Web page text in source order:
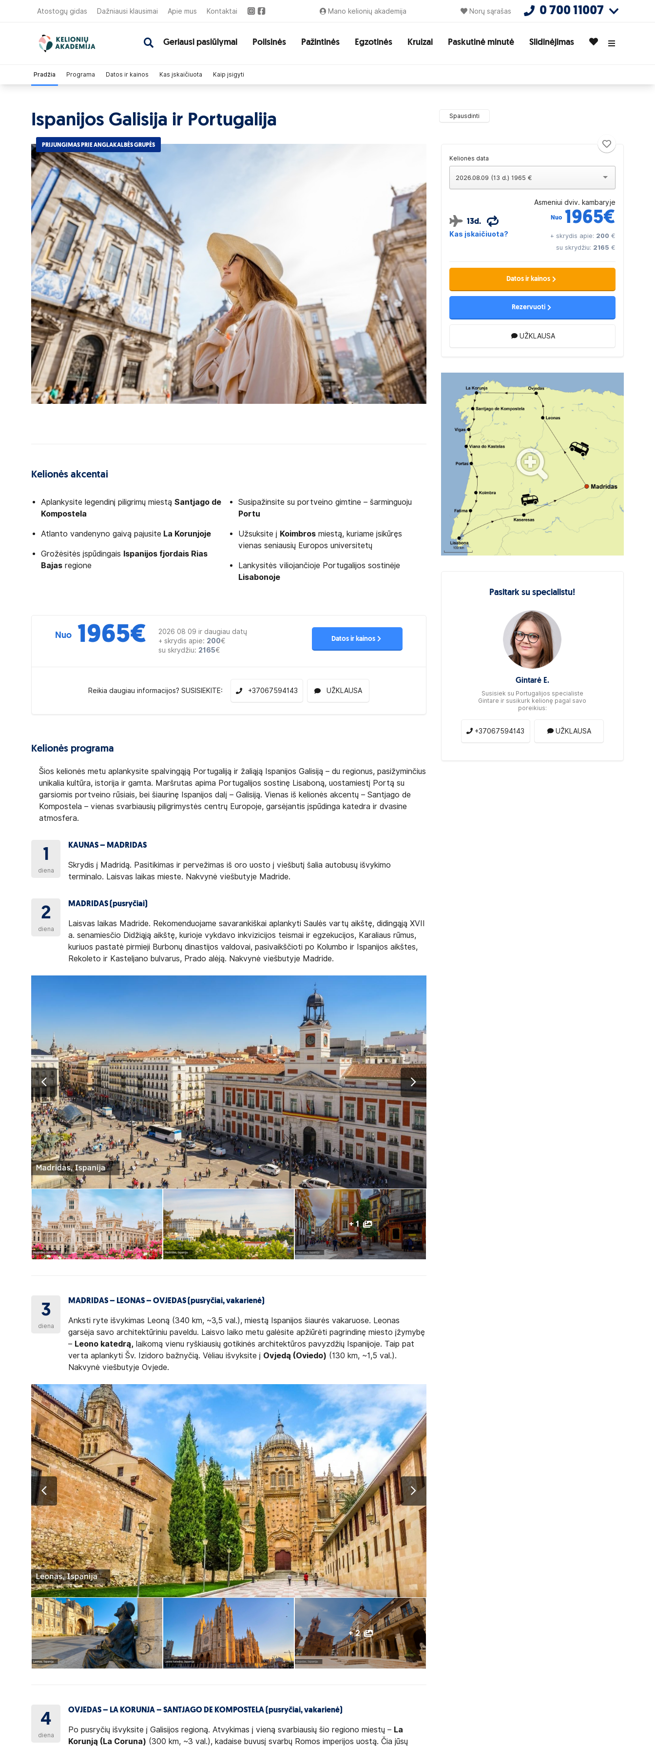
Atostogų gidas Dažniausi klausimai Apie mus Kontaktai Mano kelionių akademija Norų sąrašas 0 700 11007
Geriausi pasiūlymai Poilsinės Pažintinės Egzotinės Kruizai Paskutinė minutė Slidinėjimas
Ispanijos Galisija ir Portugalija Spausdinti
Pradžia Programa Datos ir kainos Kas įskaičiuota Kaip įsigyti
PRIJUNGIMAS PRIE ANGLAKALBĖS GRUPĖS
Kelionės akcentai
Aplankysite legendinį piligrimų miestą Santjago de
Kompostela
Atlanto vandenyno gaivą pajusite La Korunjoje
Grožėsitės įspūdingais Ispanijos fjordais Rias
Bajas regione
Susipažinsite su portveino gimtine – šarminguoju
Portu
Užsuksite į Koimbros miestą, kuriame įsikūręs
vienas seniausių Europos universitetų
Lankysitės viliojančioje Portugalijos sostinėje
Lisabonoje
Nuo 1965€
2026 08 09 ir daugiau datų
+ skrydis apie: 200€
su skrydžiu: 2165€
Datos ir kainos
Reikia daugiau informacijos? SUSISIEKITE: +37067594143 UŽKLAUSA
Kelionės programa
Šios kelionės metu aplankysite spalvingąją Portugaliją ir žaliąją Ispanijos Galisiją – du regionus, pasižyminčius
unikalia kultūra, istorija ir gamta. Maršrutas apima Portugalijos sostinę Lisaboną, uostamiestį Portą su
garsiomis portveino rūsiais, bei šiaurinę Ispanijos dalį – Galisiją. Vienas iš kelionės akcentų – Santjago de
Kompostela – vienas svarbiausių piligrimystės centrų Europoje, garsėjantis įspūdinga katedra ir dvasine
atmosfera.
1
diena
KAUNAS – MADRIDAS
Skrydis į Madridą. Pasitikimas ir pervežimas iš oro uosto į viešbutį šalia autobusų išvykimo
terminalo. Laisvas laikas mieste. Nakvynė viešbutyje Madride.
2
diena
MADRIDAS (pusryčiai)
Laisvas laikas Madride. Rekomenduojame savarankiškai aplankyti Saulės vartų aikštę, didingąją XVII
a. senamiesčio Didžiąją aikštę, kurioje vykdavo inkvizicijos teismai ir egzekucijos, Karaliaus rūmus,
kuriuos pastatė pirmieji Burbonų dinastijos valdovai, pasivaikščioti po Kolumbo ir Ispanijos aikštes,
Rekoleto ir Kasteljano bulvarus, Prado alėją. Nakvynė viešbutyje Madride.
+ 1
3
diena
MADRIDAS – LEONAS – OVJEDAS (pusryčiai, vakarienė)
Anksti ryte išvykimas Leoną (340 km, ~3,5 val.), miestą Ispanijos šiaurės vakaruose. Leonas
garsėja savo architektūriniu paveldu. Laisvo laiko metu galėsite apžiūrėti pagrindinę miesto įžymybę
– Leono katedrą, laikomą vienu ryškiausių gotikinės architektūros pavyzdžių Ispanijoje. Taip pat
verta aplankyti Šv. Izidoro bažnyčią. Vėliau išvyksite į Ovjedą (Oviedo) (130 km, ~1,5 val.).
Nakvynė viešbutyje Ovjede.
+ 2
4
diena
OVJEDAS – LA KORUNJA – SANTJAGO DE KOMPOSTELA (pusryčiai, vakarienė)
Po pusryčių išvyksite į Galisijos regioną. Atvykimas į vieną svarbiausių šio regiono miestų – La
Korunją (La Coruna) (300 km, ~3 val.), kadaise buvusį svarbų Romos imperijos uostą. Čia jūsų
Kelionės data
2026.08.09 (13 d.) 1965 €
Asmeniui dviv. kambaryje
13d.
Nuo 1965€
Kas įskaičiuota? + skrydis apie: 200 €
su skrydžiu: 2165 €
Datos ir kainos
Rezervuoti
UŽKLAUSA
Pasitark su specialistu!
Gintarė E.
Susisiek su Portugalijos specialiste
Gintare ir susikurk kelionę pagal savo
poreikius:
+37067594143 UŽKLAUSA